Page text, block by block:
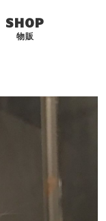
SHOP
物販